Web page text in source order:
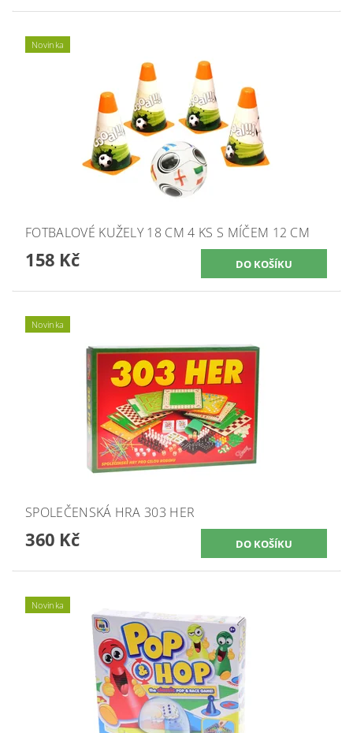
Novinka
FOTBALOVÉ KUŽELY 18 CM 4 KS S MÍČEM 12 CM
158 Kč
Novinka
SPOLEČENSKÁ HRA 303 HER
360 Kč
Novinka